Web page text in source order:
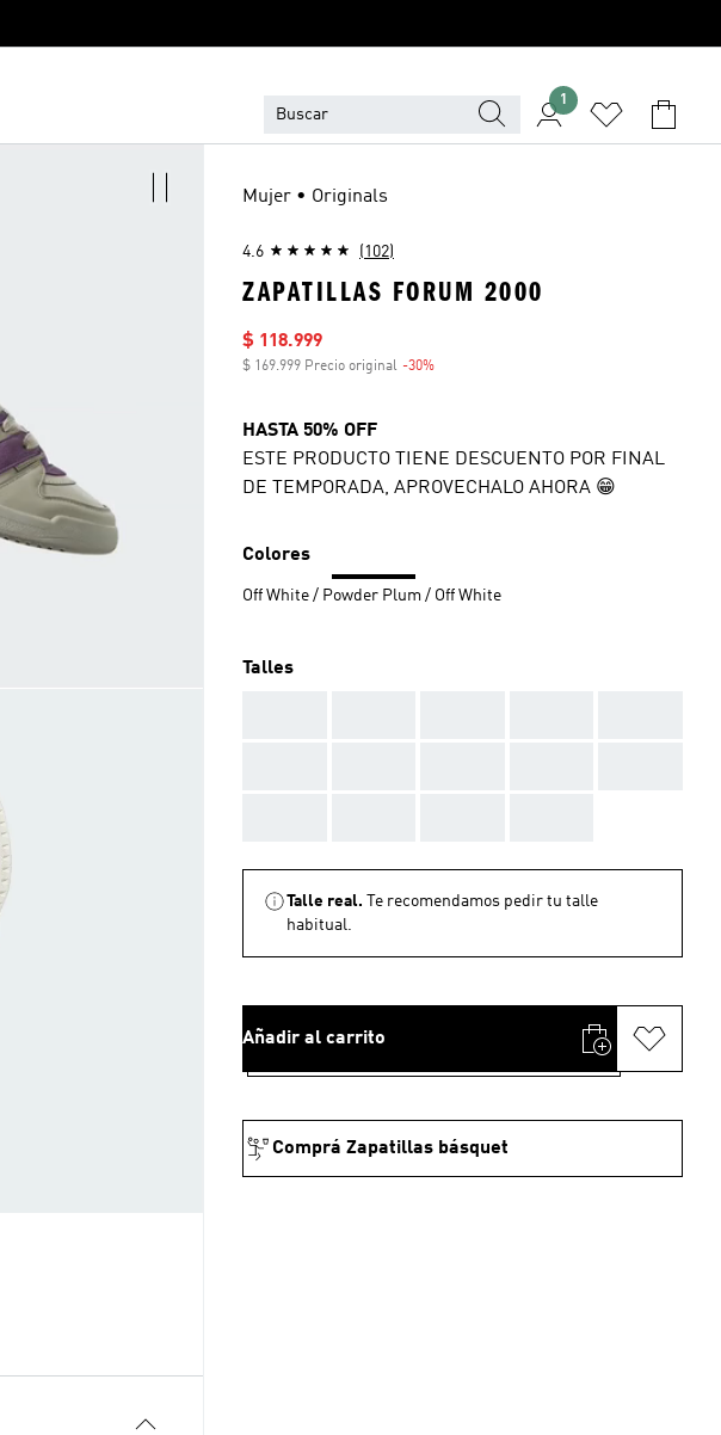
1
Mujer • Originals
4.6 (102)
ZAPATILLAS FORUM 2000
Precio de venta
$ 118.999
$ 169.999 Precio original -30%
HASTA 50% OFF
ESTE PRODUCTO TIENE DESCUENTO POR FINAL
DE TEMPORADA, APROVECHALO AHORA 😁
Colores
Off White / Powder Plum / Off White
Talles
Talle real.
Te recomendamos pedir tu talle
habitual.
Añadir al carrito
Comprá Zapatillas básquet